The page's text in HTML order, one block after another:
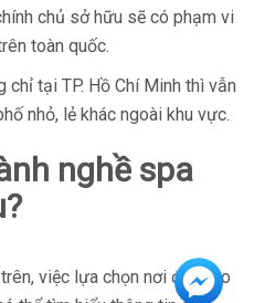
chủ sở hữu sẽ có phạm vi
toàn quốc.
tại TP. Hồ Chí Minh thì vẫn
nhỏ, lẻ khác ngoài khu vực.
nghề spa
việc lựa chọn nơi đào tạo